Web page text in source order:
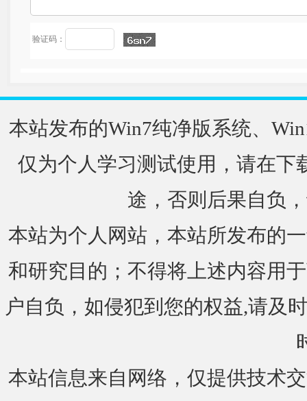
验证码：
本站发布的Win7纯净版系统、
仅为个人学习测试使用，请在下
途，否则后果自负
本站为个人网站，本站所发布的
和研究目的；不得将上述内容用
户自负，如侵犯到您的权益,请及
本站信息来自网络，仅提供技术